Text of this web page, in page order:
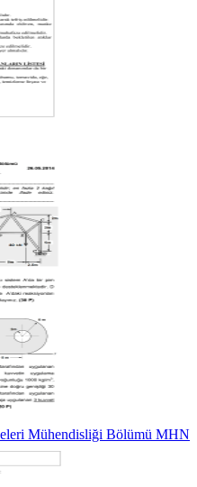
Mühendisliği Bölümü MHN